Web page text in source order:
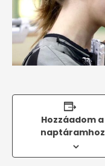
Hozzáadom a
naptáramhoz